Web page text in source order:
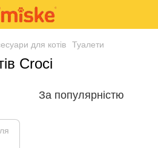
для котів Туалети
Croci
За популярністю